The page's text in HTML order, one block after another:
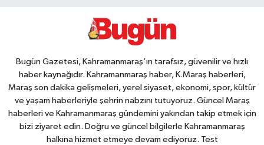
Bugün Gazetesi, Kahramanmaraş’ın tarafsız, güvenilir ve hızlı
haber kaynağıdır. Kahramanmaraş haber, K.Maraş haberleri,
Maraş son dakika gelişmeleri, yerel siyaset, ekonomi, spor, kültür
ve yaşam haberleriyle şehrin nabzını tutuyoruz. Güncel Maraş
haberleri ve Kahramanmaraş gündemini yakından takip etmek için
bizi ziyaret edin. Doğru ve güncel bilgilerle Kahramanmaraş
halkına hizmet etmeye devam ediyoruz. Test